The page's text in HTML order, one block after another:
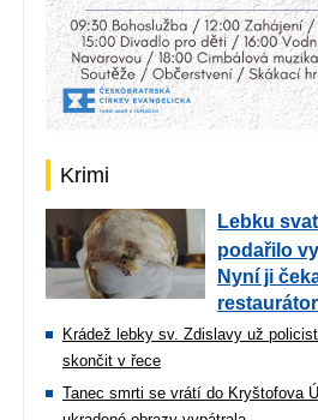
Krimi
Lebku
podařilo
Nyní ji
Krádež lebky sv. Zdislavy už
skončit v řece
Tanec smrti se vrátí do Kryštofova